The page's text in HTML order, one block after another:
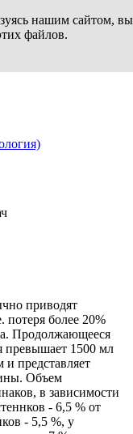
нашим сайтом, вы
файлов.
приводят
более 20%
Продолжающееся
превышает 1500 мл
представляет
Объем
в зависимости
- 6,5 % от
- 5,5 %, у